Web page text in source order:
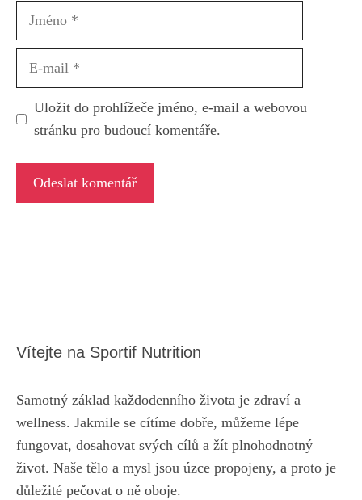
Jméno
Uložit do prohlížeče jméno, e-mail a webovou
stránku pro budoucí komentáře.
Vítejte na Sportif Nutrition
Samotný základ každodenního života je zdraví a
wellness. Jakmile se cítíme dobře, můžeme lépe
fungovat, dosahovat svých cílů a žít plnohodnotný
život. Naše tělo a mysl jsou úzce propojeny, a proto je
důležité pečovat o ně oboje.